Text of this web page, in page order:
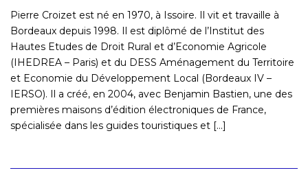
Pierre Croizet est né en 1970, à Issoire. Il vit et travaille à
Bordeaux depuis 1998. Il est diplômé de l’Institut des
Hautes Etudes de Droit Rural et d’Economie Agricole
(IHEDREA – Paris) et du DESS Aménagement du Territoire
et Economie du Développement Local (Bordeaux IV –
IERSO). Il a créé, en 2004, avec Benjamin Bastien, une des
premières maisons d’édition électroniques de France,
spécialisée dans les guides touristiques et [...]